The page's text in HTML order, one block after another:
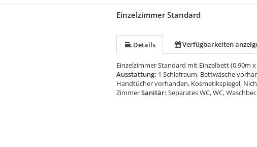
Einzelzimmer Standard
Details Verfügbarkeiten
Einzelzimmer Standard mit Einzelbett (0,90m x
Ausstattung: 1 Schlafraum, Bettwäsche
Handtücher vorhanden, Kosmetikspiegel,
ZimmerSanitär: Separates WC, WC,